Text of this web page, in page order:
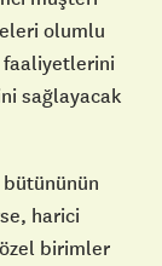
olumlu
faaliyetlerini
sağlayacak
harici
birimler